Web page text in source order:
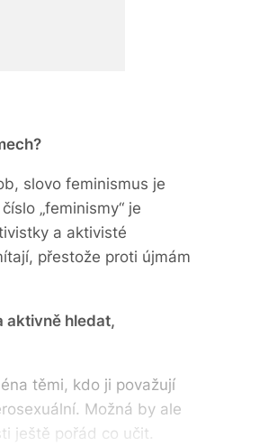
slovo feminismus je
„feminismy“ je
a aktivisté
přestože proti újmám
aktivně hledat,
těmi, kdo ji považují
Možná by ale
ještě pořád co učit.